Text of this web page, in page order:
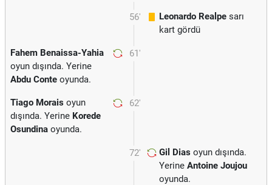
56' Leonardo Realpe sarı
kart gördü
61'
Fahem Benaissa-Yahia
oyun dışında. Yerine
Abdu Conte oyunda.
62'
Tiago Morais oyun
dışında. Yerine Korede
Osundina oyunda.
72' Gil Dias oyun dışında.
Yerine Antoine Joujou
oyunda.